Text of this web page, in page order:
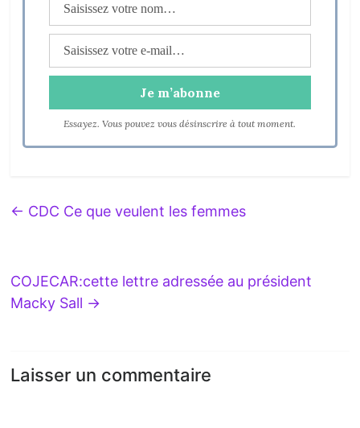
Essayez. Vous pouvez vous désinscrire à tout moment.
← CDC Ce que veulent les femmes
COJECAR:cette lettre adressée au président
Macky Sall →
Laisser un commentaire